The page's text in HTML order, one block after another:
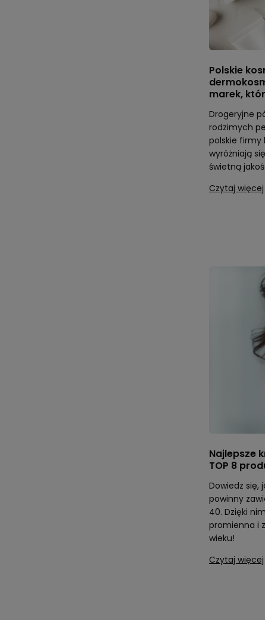
Polskie
marek,
Drogeryjne
rodzimych
polskie firmy
wyróżniają
świetną
Czytaj więcej
Najlepsze
TOP 8
Dowiedz się,
powinny
40. Dzięki
promienna i
wieku!
Czytaj więcej